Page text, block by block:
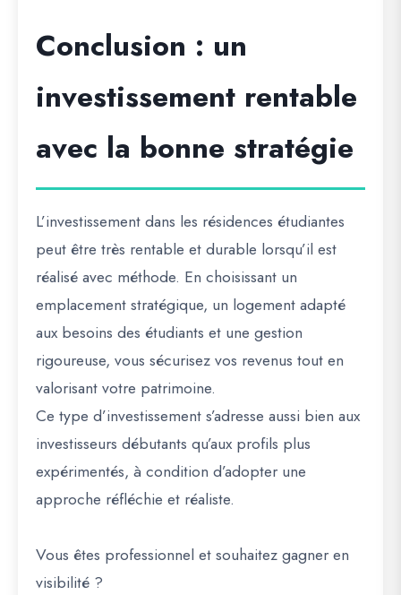
Conclusion : un
investissement rentable
avec la bonne stratégie
L’investissement dans les résidences étudiantes
peut être très rentable et durable lorsqu’il est
réalisé avec méthode. En choisissant un
emplacement stratégique, un logement adapté
aux besoins des étudiants et une gestion
rigoureuse, vous sécurisez vos revenus tout en
valorisant votre patrimoine.
Ce type d’investissement s’adresse aussi bien aux
investisseurs débutants qu’aux profils plus
expérimentés, à condition d’adopter une
approche réfléchie et réaliste.
Vous êtes professionnel et souhaitez gagner en
visibilité ?